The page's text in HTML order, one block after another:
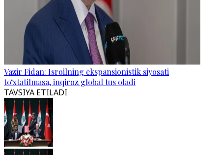
Vazir Fidan: Isroilning ekspansionistik siyosati
to‘xtatilmasa, inqiroz global tus oladi
TAVSIYA ETILADI